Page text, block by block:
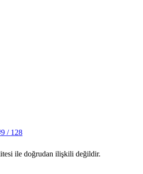
/ 128
ile doğrudan ilişkili değildir.